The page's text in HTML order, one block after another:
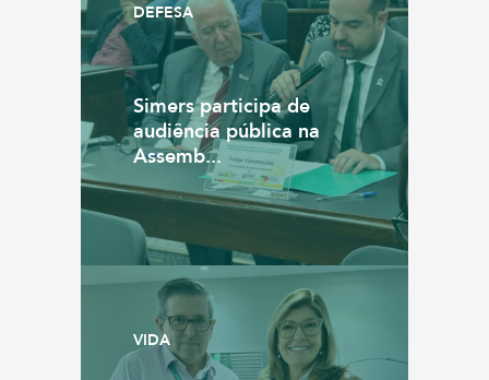
DEFESA
Simers participa de
audiência pública na
Assemb...
VIDA